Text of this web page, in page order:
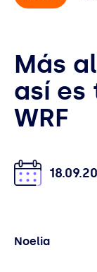
Más
así
WRF
Noelia